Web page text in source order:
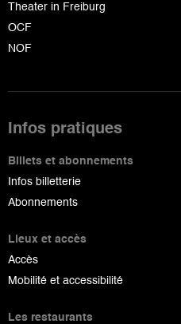
Theater in Freiburg
OCF
NOF
Infos pratiques
Billets et abonnements
Infos billetterie
Abonnements
Lieux et accès
Accès
Mobilité et accessibilité
Les restaurants